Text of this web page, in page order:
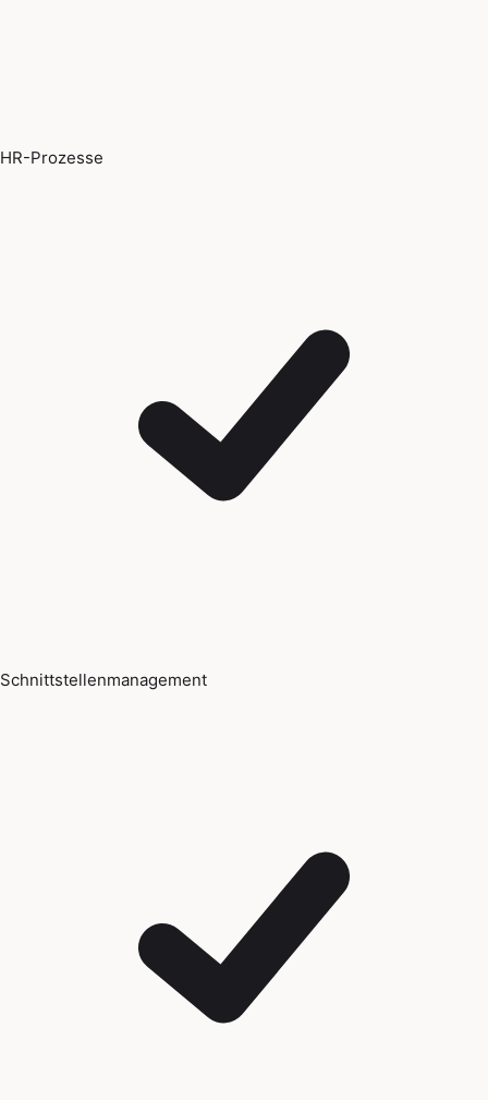
HR-Prozesse
Schnittstellenmanagement